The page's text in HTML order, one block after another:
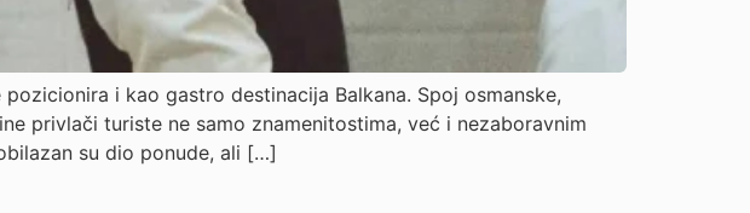
i kao gastro destinacija Balkana. Spoj osmanske,
privlači turiste ne samo znamenitostima, već i nezaboravnim
su dio ponude, ali […]